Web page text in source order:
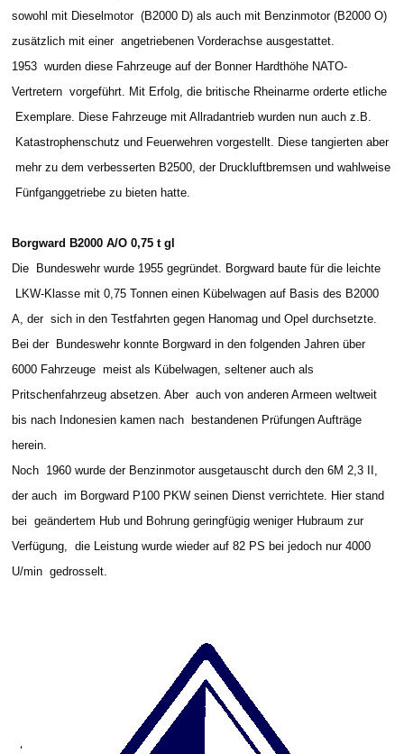
sowohl mit Dieselmotor (B2000 D) als auch mit Benzinmotor (B2000 O)
zusätzlich mit einer angetriebenen Vorderachse ausgestattet.
1953 wurden diese Fahrzeuge auf der Bonner Hardthöhe NATO-
Vertretern vorgeführt. Mit Erfolg, die britische Rheinarme orderte etliche
Exemplare. Diese Fahrzeuge mit Allradantrieb wurden nun auch z.B.
Katastrophenschutz und Feuerwehren vorgestellt. Diese tangierten aber
mehr zu dem verbesserten B2500, der Druckluftbremsen und wahlweise
Fünfganggetriebe zu bieten hatte.
Borgward B2000 A/O 0,75 t gl
Die Bundeswehr wurde 1955 gegründet. Borgward baute für die leichte
LKW-Klasse mit 0,75 Tonnen einen Kübelwagen auf Basis des B2000
A, der sich in den Testfahrten gegen Hanomag und Opel durchsetzte.
Bei der Bundeswehr konnte Borgward in den folgenden Jahren über
6000 Fahrzeuge meist als Kübelwagen, seltener auch als
Pritschenfahrzeug absetzen. Aber auch von anderen Armeen weltweit
bis nach Indonesien kamen nach bestandenen Prüfungen Aufträge
herein.
Noch 1960 wurde der Benzinmotor ausgetauscht durch den 6M 2,3 II,
der auch im Borgward P100 PKW seinen Dienst verrichtete. Hier stand
bei geändertem Hub und Bohrung geringfügig weniger Hubraum zur
Verfügung, die Leistung wurde wieder auf 82 PS bei jedoch nur 4000
U/min gedrosselt.